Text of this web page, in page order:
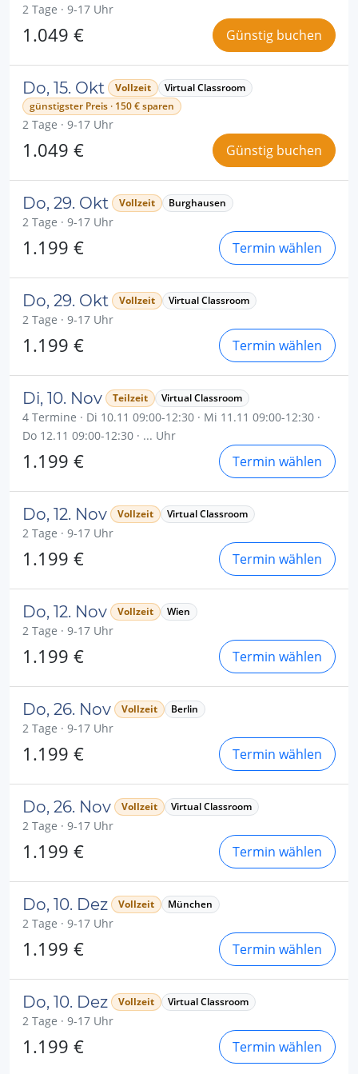
2 Tage · 9-17 Uhr
1.049 € Günstig buchen
Do, 15. Okt Vollzeit
Virtual Classroom
günstigster Preis · 150 € sparen
2 Tage · 9-17 Uhr
1.049 € Günstig buchen
Do, 29. Okt Vollzeit Burghausen
2 Tage · 9-17 Uhr
1.199 € Termin wählen
Do, 29. Okt Vollzeit Virtual Classroom
2 Tage · 9-17 Uhr
1.199 € Termin wählen
Di, 10. Nov Teilzeit Virtual Classroom
4 Termine · Di 10.11 09:00-12:30 · Mi 11.11 09:00-12:30 ·
Do 12.11 09:00-12:30 · ... Uhr
1.199 € Termin wählen
Do, 12. Nov Vollzeit Virtual Classroom
2 Tage · 9-17 Uhr
1.199 € Termin wählen
Do, 12. Nov Vollzeit Wien
2 Tage · 9-17 Uhr
1.199 € Termin wählen
Do, 26. Nov Vollzeit Berlin
2 Tage · 9-17 Uhr
1.199 € Termin wählen
Do, 26. Nov Vollzeit Virtual Classroom
2 Tage · 9-17 Uhr
1.199 € Termin wählen
Do, 10. Dez Vollzeit München
2 Tage · 9-17 Uhr
1.199 € Termin wählen
Do, 10. Dez Vollzeit Virtual Classroom
2 Tage · 9-17 Uhr
1.199 € Termin wählen